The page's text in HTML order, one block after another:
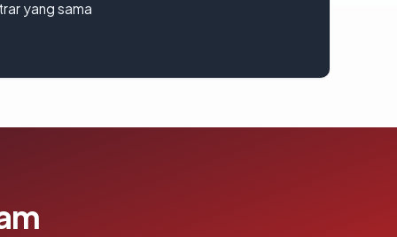
yang sama